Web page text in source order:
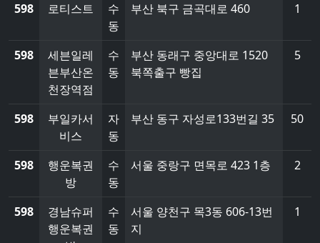
598 로티스트
수
동
부산 북구 금곡대로 460 1
598
세븐일레
븐부산온
천장역점
수
동
부산 동래구 중앙대로 1520
북쪽출구 빵집
5
598
부일카서
비스
자
동
부산 동구 자성로133번길 35 50
598
행운복권
방
수
동
서울 중랑구 면목로 423 1층 2
598
경남슈퍼
행운복권
수
동
서울 양천구 목3동 606-13번
지
1